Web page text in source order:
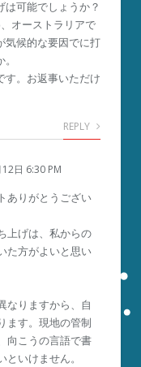
可能でしょうか？
オーストラリアで
気候的な要因でに打
す。お返事いただけ
REPLY
日 6:30 PM
ありがとうござい
上げは、私からの
た方がよいと思い
なりますから、自
ます。現地の管制
向こうの言語で書
いけません。